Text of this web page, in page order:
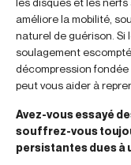
améliore la mobilité,
naturel de guérison. Si
soulagement
décompression
peut vous aider à
Avez-vous essayé
souffrez-vous
persistantes dues à